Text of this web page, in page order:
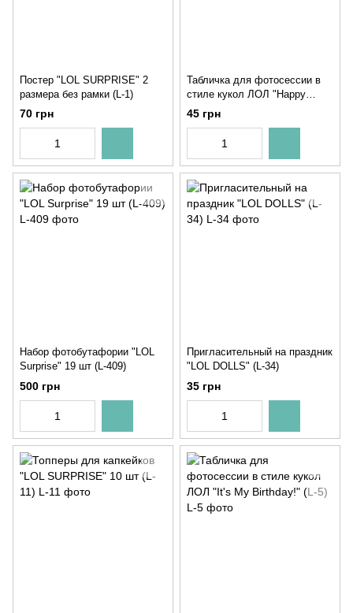
Постер "LOL SURPRISE" 2
размера без рамки (L-1)
70 грн
Табличка для фотосессии в
стиле кукол ЛОЛ "Happy
Birthday" (L-3)
45 грн
Набор фотобутафории "LOL
Surprise" 19 шт (L-409)
500 грн
Пригласительный на праздник
"LOL DOLLS" (L-34)
35 грн